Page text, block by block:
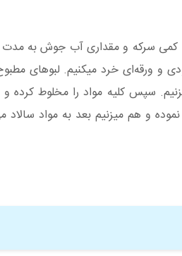
و ورقه‌ای خرد میکنیم. لبوهای
سپس کلیه مواد را مخلوط
و هم میزنیم بعد به مواد سالاد